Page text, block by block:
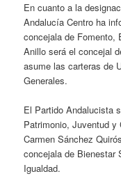
En cuanto a la
Andalucía Centro ha
concejala de Fomento,
Anillo será el concejal
asume las carteras de
Generales.
El Partido Andalucista
Patrimonio, Juventud y
Carmen Sánchez
concejala de Bienestar
Igualdad.